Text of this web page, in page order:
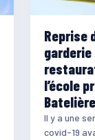
Reprise
garderie
l’école
Il y a une
covid-19